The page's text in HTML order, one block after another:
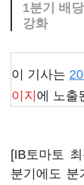
1분기 배
강화
이 기사는
이지 에 노출
[IB토마토
분기에도 분